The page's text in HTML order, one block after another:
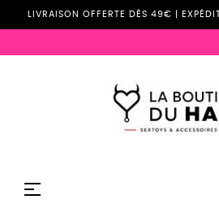
LIVRAISON OFFERTE DÈS 49€ |
Basculer
☰